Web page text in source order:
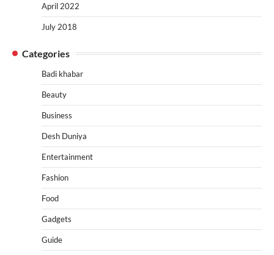
April 2022
July 2018
Categories
Badi khabar
Beauty
Business
Desh Duniya
Entertainment
Fashion
Food
Gadgets
Guide